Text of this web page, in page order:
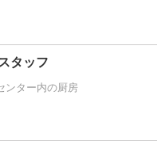
タッフ
ンター内の厨房